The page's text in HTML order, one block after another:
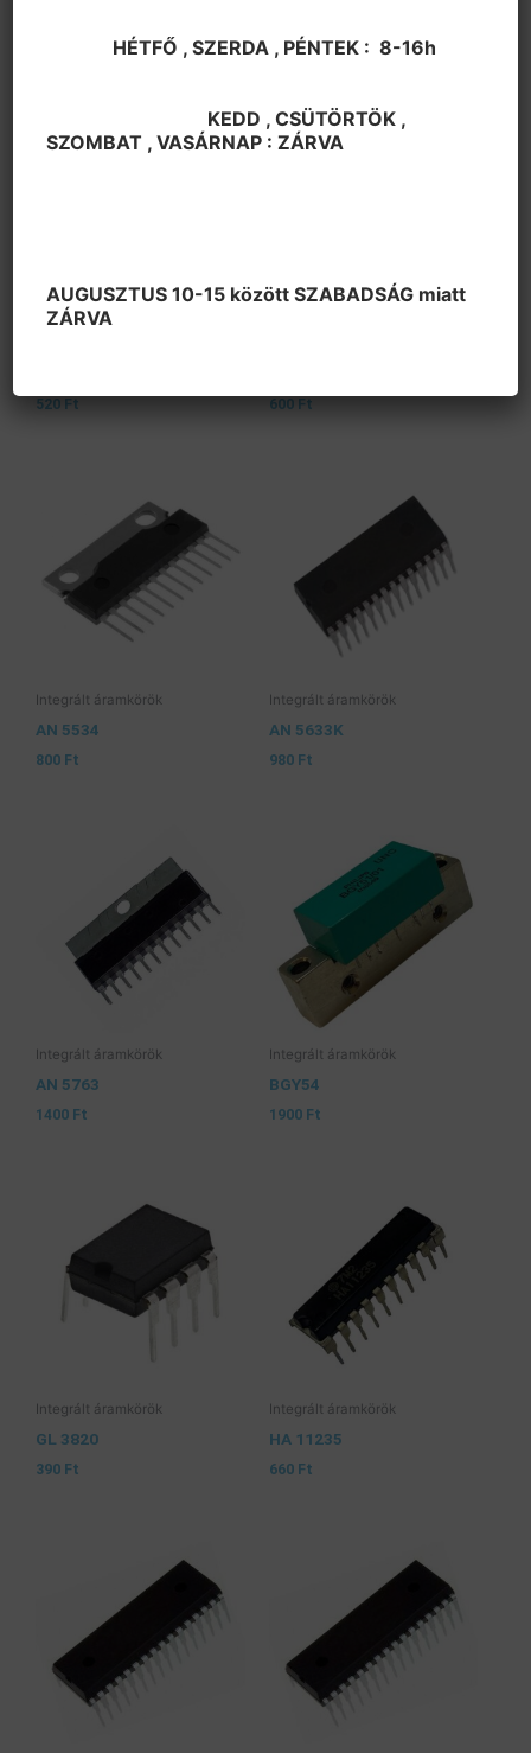
960 Ft
520 Ft 600 Ft
Integrált áramkörök
AN 5534
800 Ft
Integrált áramkörök
AN 5633K
980 Ft
Integrált áramkörök
AN 5763
1400 Ft
Integrált áramkörök
BGY54
1900 Ft
Integrált áramkörök
GL 3820
390 Ft
Integrált áramkörök
HA 11235
660 Ft
HÉTFŐ , SZERDA , PÉNTEK : 8-16h
KEDD , CSÜTÖRTÖK ,
SZOMBAT , VASÁRNAP : ZÁRVA
AUGUSZTUS 10-15 között SZABADSÁG miatt
ZÁRVA